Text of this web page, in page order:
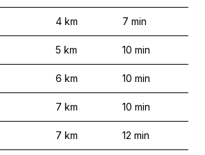
4 km 7 min
5 km 10 min
6 km 10 min
7 km 10 min
7 km 12 min